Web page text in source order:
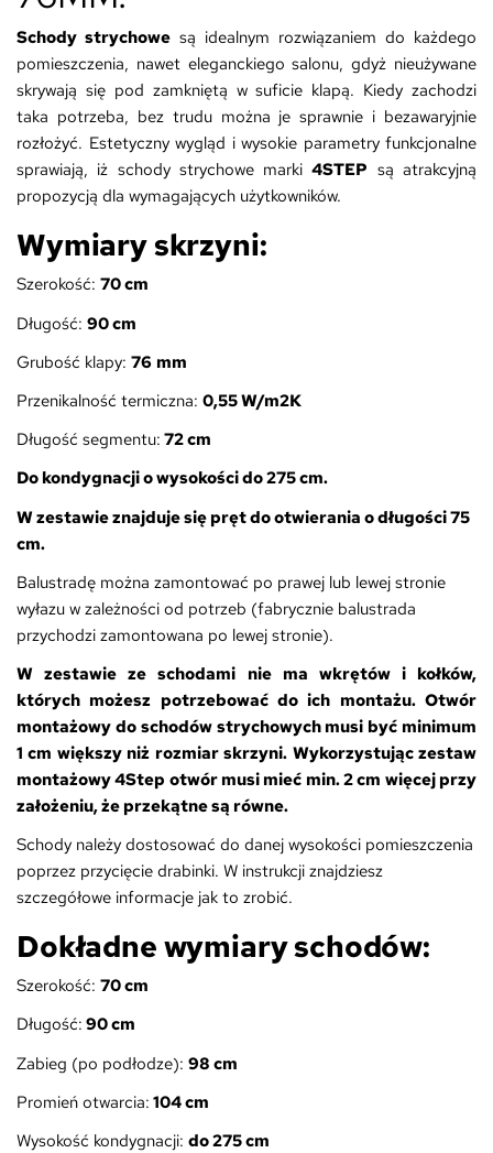
Schody strychowe są idealnym rozwiązaniem do każdego
pomieszczenia, nawet eleganckiego salonu, gdyż nieużywane
skrywają się pod zamkniętą w suficie klapą. Kiedy zachodzi
taka potrzeba, bez trudu można je sprawnie i bezawaryjnie
rozłożyć. Estetyczny wygląd i wysokie parametry funkcjonalne
sprawiają, iż schody strychowe marki4STEP są atrakcyjną
propozycją dla wymagających użytkowników.
Wymiary skrzyni:
Szerokość: 70 cm
Długość: 90 cm
Grubość klapy: 76 mm
Przenikalność termiczna: 0,55 W/m2K
Długość segmentu: 72 cm
Do kondygnacji o wysokości do 275 cm.
W zestawie znajduje się pręt do otwierania o długości 75
cm.
Balustradę można zamontować po prawej lub lewej stronie
wyłazu w zależności od potrzeb (fabrycznie balustrada
przychodzi zamontowana po lewej stronie).
W zestawie ze schodami nie ma wkrętów i kołków,
których możesz potrzebować do ich montażu. Otwór
montażowy do schodów strychowych musi być minimum
1 cm większy niż rozmiar skrzyni. Wykorzystując zestaw
montażowy 4Step otwór musi mieć min. 2 cm więcej przy
założeniu, że przekątne są równe.
Schody należy dostosować do danej wysokości pomieszczenia
poprzez przycięcie drabinki. W instrukcji znajdziesz
szczegółowe informacje jak to zrobić.
Dokładne wymiary schodów:
Szerokość: 70 cm
Długość: 90 cm
Zabieg (po podłodze): 98 cm
Promień otwarcia: 104 cm
Wysokość kondygnacji: do 275 cm